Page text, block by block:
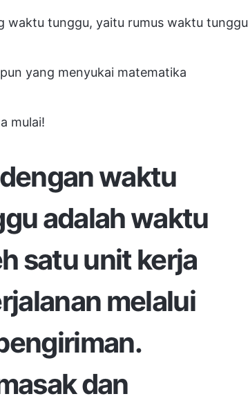
waktu tunggu, yaitu rumus waktu tunggu
yang menyukai matematika
mulai!
waktu
adalah waktu
satu unit kerja
melalui
dan